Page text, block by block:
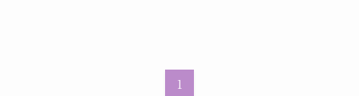
1